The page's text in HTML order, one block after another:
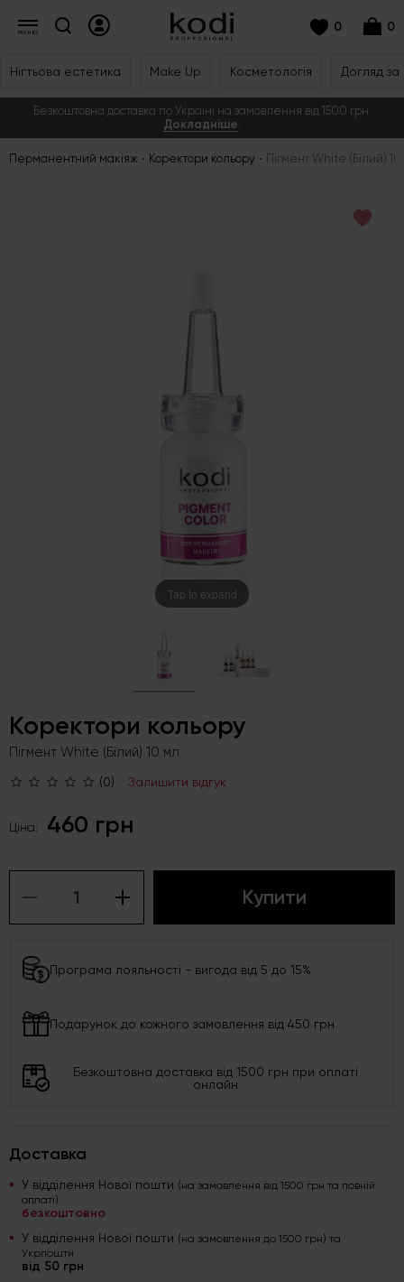
0 0
Нігтьова естетика Make Up Косметологія Догляд
Безкоштовна доставка по Україні на замовлення від 1500 грн.
Докладніше.
Перманентний макіяж Коректори кольору Пігмент White (Білий)
Tap to expand
Коректори кольору
Пігмент White (Білий) 10 мл
(0) Залишити відгук
Ціна: 460 грн
Купити
Програма лояльності - вигода від 5 до 15%
Подарунок до кожного замовлення від 450 грн
Безкоштовна доставка від 1500 грн при оплаті
онлайн
Доставка
У відділення Нової пошти (на замовлення від 1500 грн та повній
оплаті)
безкоштовно
У відділення Нової пошти (на замовлення до 1500 грн) та
Укрпошти
від 50 грн